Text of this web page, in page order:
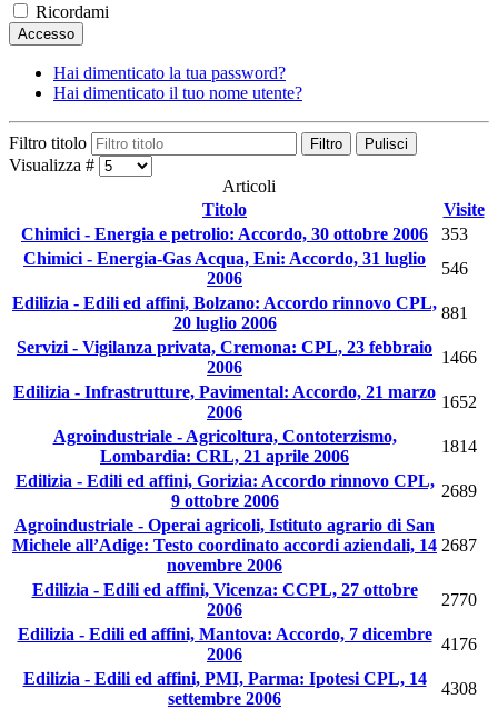
Ricordami
Accesso
Hai dimenticato la tua password?
Hai dimenticato il tuo nome utente?
Filtro titolo Filtro Pulisci
Visualizza #
Articoli
Titolo
Visite
Chimici - Energia e petrolio: Accordo, 30 ottobre 2006
353
Chimici - Energia-Gas Acqua, Eni: Accordo, 31 luglio
2006
546
Edilizia - Edili ed affini, Bolzano: Accordo rinnovo CPL,
20 luglio 2006
881
Servizi - Vigilanza privata, Cremona: CPL, 23 febbraio
2006
1466
Edilizia - Infrastrutture, Pavimental: Accordo, 21 marzo
2006
1652
Agroindustriale - Agricoltura, Contoterzismo,
Lombardia: CRL, 21 aprile 2006
1814
Edilizia - Edili ed affini, Gorizia: Accordo rinnovo CPL,
9 ottobre 2006
2689
Agroindustriale - Operai agricoli, Istituto agrario di San
Michele all’Adige: Testo coordinato accordi aziendali, 14
novembre 2006
2687
Edilizia - Edili ed affini, Vicenza: CCPL, 27 ottobre
2006
2770
Edilizia - Edili ed affini, Mantova: Accordo, 7 dicembre
2006
4176
Edilizia - Edili ed affini, PMI, Parma: Ipotesi CPL, 14
settembre 2006
4308